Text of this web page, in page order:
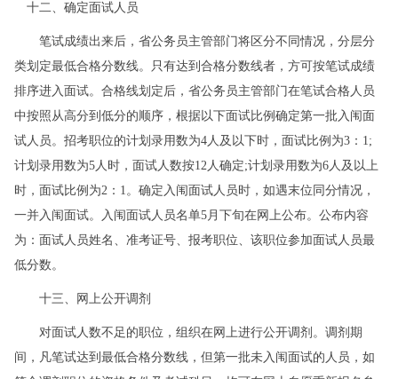
十二、确定面试人员
笔试成绩出来后，省公务员主管部门将区分不同情况，分层分
类划定最低合格分数线。只有达到合格分数线者，方可按笔试成绩
排序进入面试。合格线划定后，省公务员主管部门在笔试合格人员
中按照从高分到低分的顺序，根据以下面试比例确定第一批入闱面
试人员。招考职位的计划录用数为4人及以下时，面试比例为3：1;
计划录用数为5人时，面试人数按12人确定;计划录用数为6人及以上
时，面试比例为2：1。确定入闱面试人员时，如遇末位同分情况，
一并入闱面试。入闱面试人员名单5月下旬在网上公布。公布内容
为：面试人员姓名、准考证号、报考职位、该职位参加面试人员最
低分数。
十三、网上公开调剂
对面试人数不足的职位，组织在网上进行公开调剂。调剂期
间，凡笔试达到最低合格分数线，但第一批未入闱面试的人员，如